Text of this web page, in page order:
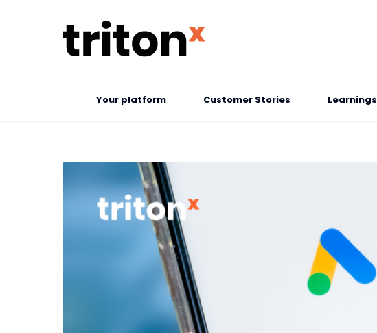
Your platform Customer Stories Learnings